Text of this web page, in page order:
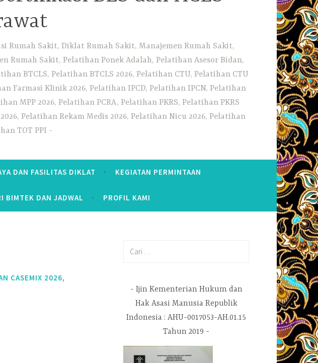
Rumah Sakit, Diklat Rumah Sakit, Manajemen Rumah Sakit,
Sakit, Pelatihan Ponek Adalah, Pelatihan Asesor Bidan,
BTCLS, Pelatihan BTCLS 2026, Pelatihan CTU, Pelatihan CTU
Farmasi Klinik 2026, Pelatihan IPCD, Pelatihan IPCN, Pelatihan
MPP 2026, Pelatihan PCRA, Pelatihan PKRS, Pelatihan PKRS
Pelatihan Rekam Medis 2026, Pelatihan Nicu 2026, Pelatihan
TOT PPI
DAN FASILITAS DIKLAT KEGIATAN PERMINTAAN
BIMTEK DAN JADWAL PROFIL KAMI
CASEMIX 2026,
Ijin Kementerian Hukum dan
Hak Asasi Manusia Republik
Indonesia : AHU-0017053-AH.01.15
Tahun 2019